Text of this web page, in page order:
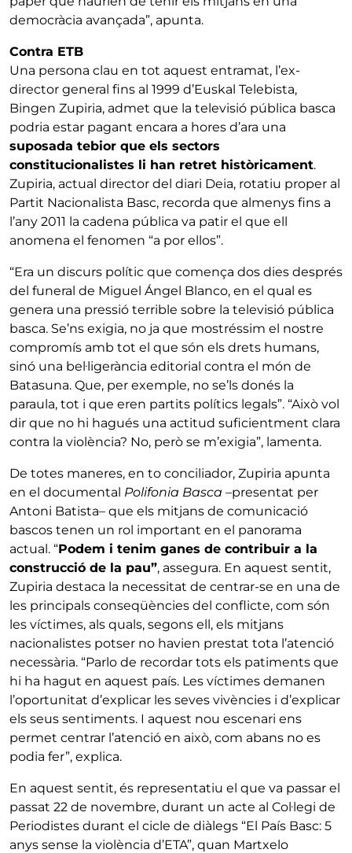
democràcia avançada”, apunta.
Contra ETB
Una persona clau en tot aquest entramat, l’ex-
director general fins al 1999 d’Euskal Telebista,
Bingen Zupiria, admet que la televisió pública basca
podria estar pagant encara a hores d’ara una
suposada tebior que els sectors
constitucionalistes li han retret històricament.
Zupiria, actual director del diari Deia, rotatiu proper al
Partit Nacionalista Basc, recorda que almenys fins a
l’any 2011 la cadena pública va patir el que ell
anomena el fenomen “a por ellos”.
“Era un discurs polític que comença dos dies després
del funeral de Miguel Ángel Blanco, en el qual es
genera una pressió terrible sobre la televisió pública
basca. Se’ns exigia, no ja que mostréssim el nostre
compromís amb tot el que són els drets humans,
sinó una bel·ligerància editorial contra el món de
Batasuna. Que, per exemple, no se’ls donés la
paraula, tot i que eren partits polítics legals”. “Això vol
dir que no hi hagués una actitud suficientment clara
contra la violència? No, però se m’exigia”, lamenta.
De totes maneres, en to conciliador, Zupiria apunta
en el documental Polifonia Basca –presentat per
Antoni Batista– que els mitjans de comunicació
bascos tenen un rol important en el panorama
actual. “Podem i tenim ganes de contribuir a la
construcció de la pau”, assegura. En aquest sentit,
Zupiria destaca la necessitat de centrar-se en una de
les principals conseqüències del conflicte, com són
les víctimes, als quals, segons ell, els mitjans
nacionalistes potser no havien prestat tota l’atenció
necessària. “Parlo de recordar tots els patiments que
hi ha hagut en aquest país. Les víctimes demanen
l’oportunitat d’explicar les seves vivències i d’explicar
els seus sentiments. I aquest nou escenari ens
permet centrar l’atenció en això, com abans no es
podia fer”, explica.
En aquest sentit, és representatiu el que va passar el
passat 22 de novembre, durant un acte al Col·legi de
Periodistes durant el cicle de diàlegs “El País Basc: 5
anys sense la violència d’ETA”, quan Martxelo